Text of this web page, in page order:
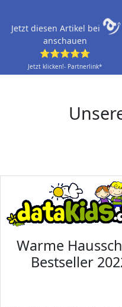
Jetzt diesen Artikel bei
anschauen
⭐⭐⭐⭐⭐
Jetzt klicken!- Partnerlink*
Warme
Bestseller